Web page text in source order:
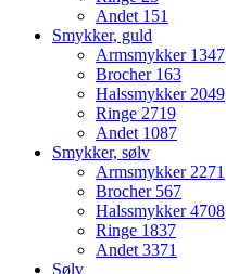
Andet 151
Smykker, guld
Armsmykker 1347
Brocher 163
Halssmykker 2049
Ringe 2719
Andet 1087
Smykker, sølv
Armsmykker 2271
Brocher 567
Halssmykker4708
Ringe 1837
Andet 3371
Sølv